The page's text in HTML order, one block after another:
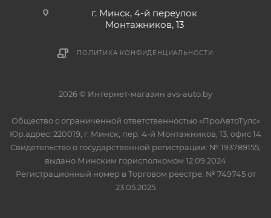
г. Минск, 4-й переулок
Монтажников, 13
ПОЛИТИКА КОНФИДЕНЦИАЛЬНОСТИ
2026 © Интернет-магазин avs-auto.by
Общество с ограниченной ответственностью «ПроАвтоТулс»
Юр.адрес: 220019, г. Минск, пер. 4-й Монтажников, 13, офис 14
Свидетельство о государственной регистрации: № 193789155,
выдано Минским горисполкомом 12.09.2024
Регистрационный номер в Торговом реестре: № 749745 от
23.05.2025